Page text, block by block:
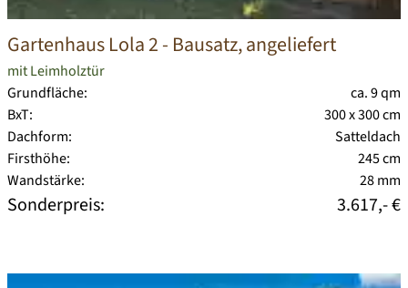
Gartenhaus Lola 2- Bausatz, angeliefert
mit Leimholztür
Grundfläche:
ca. 9 qm
BxT:
300 x 300 cm
Dachform:
Satteldach
Firsthöhe:
245 cm
Wandstärke:
28 mm
Sonderpreis: 3.617,- €